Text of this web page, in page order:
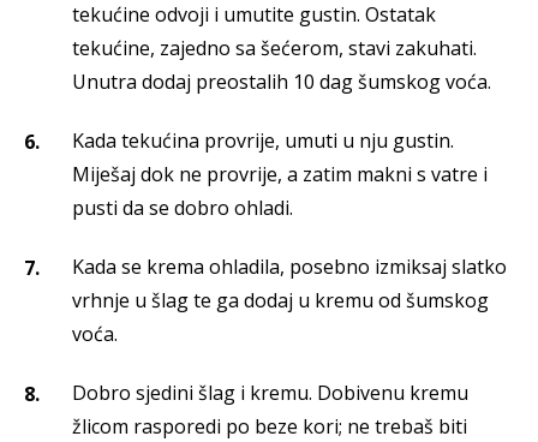
tekućine odvoji i umutite gustin. Ostatak
tekućine, zajedno sa šećerom, stavi zakuhati.
Unutra dodaj preostalih 10 dag šumskog voća.
Kada tekućina provrije, umuti u nju gustin.
Miješaj dok ne provrije, a zatim makni s vatre i
pusti da se dobro ohladi.
Kada se krema ohladila, posebno izmiksaj slatko
vrhnje u šlag te ga dodaj u kremu od šumskog
voća.
Dobro sjedini šlag i kremu. Dobivenu kremu
žlicom rasporedi po beze kori; ne trebaš biti